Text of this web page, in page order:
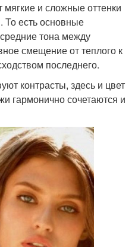
и сложные оттенки
То есть основные
тона между
смещение от теплого к
последнего.
контрасты, здесь и цвет
гармонично сочетаются и